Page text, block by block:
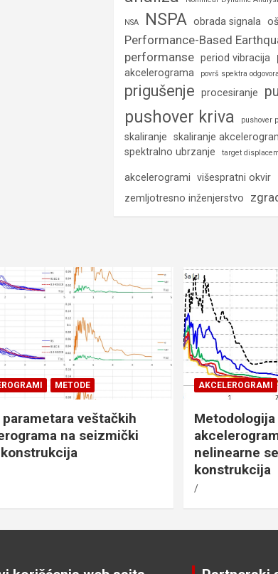
NSA NSPA obrada signala
Performance-Based
performanse period vibracija
akcelerograma
površ spektra odgovora
prigušenje procesiranje
pushover kriva pushover
skaliranje skaliranje
spektralno ubrzanje
target
akcelerogrami višespratni okvir
zemljotresno inženjerstvo
METODE
veštačkih
na seizmički
AKCELEROGRAMI
nelinearne
konstrukcija